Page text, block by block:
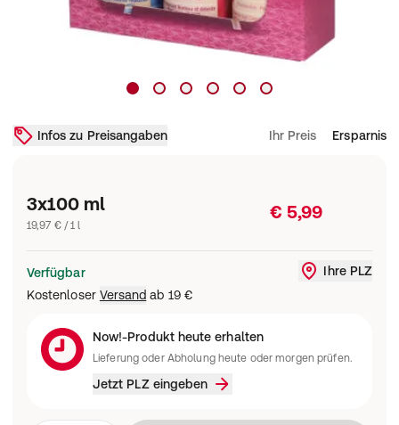
Infos zu Preisangaben Ihr Preis Ersparnis
3x100 ml
19,97 € / 1 l
€ 5,99
Verfügbar
Kostenloser Versand ab 19 €
Ihre PLZ
Now!-Produkt heute erhalten
Lieferung oder Abholung heute oder morgen prüfen.
Jetzt PLZ eingeben